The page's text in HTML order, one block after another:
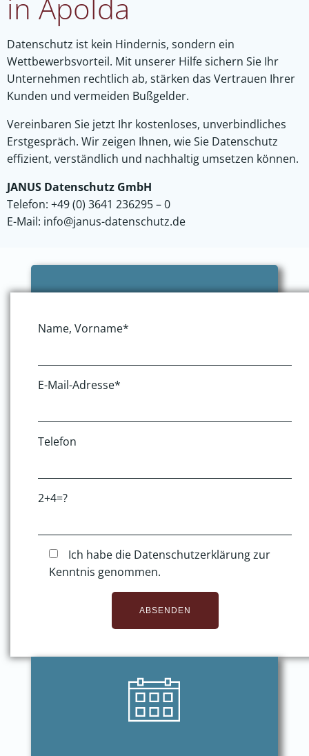
Datenschutz ist kein Hindernis, sondern ein
Wettbewerbsvorteil. Mit unserer Hilfe sichern Sie Ihr
Unternehmen rechtlich ab, stärken das Vertrauen Ihrer
Kunden und vermeiden Bußgelder.
Vereinbaren Sie jetzt Ihr kostenloses, unverbindliches
Erstgespräch. Wir zeigen Ihnen, wie Sie Datenschutz
effizient, verständlich und nachhaltig umsetzen können.
JANUS Datenschutz GmbH
Telefon: +49 (0) 3641 236295 – 0
E-Mail: info@janus-datenschutz.de
Name, Vorname*
E-Mail-Adresse*
Telefon
2+4=?
Ich habe die Datenschutzerklärung zur
Kenntnis genommen.